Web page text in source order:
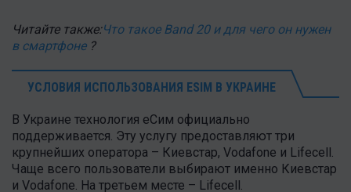
Читайте также:Что такое Band 20 и для чего он нужен
в смартфоне?
УСЛОВИЯ ИСПОЛЬЗОВАНИЯ ESIM В УКРАИНЕ
В Украине технология еСим официально
поддерживается. Эту услугу предоставляют три
крупнейших оператора – Киевстар, Vodafone и Lifecell.
Чаще всего пользователи выбирают именно Киевстар
и Vodafone. На третьем месте – Lifecell.